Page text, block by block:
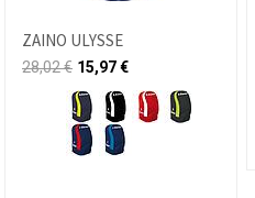
ZAINO ULYSSE
28,02€ 15,97€